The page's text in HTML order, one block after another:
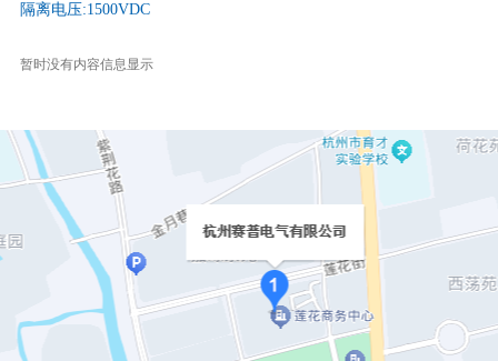
隔离电压:1500VDC
暂时没有内容信息显示